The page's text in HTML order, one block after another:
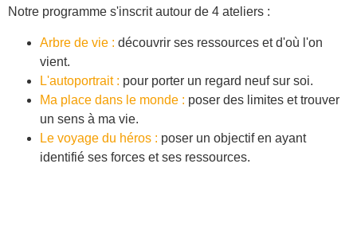
Notre programme s'inscrit autour de 4 ateliers :
Arbre de vie : découvrir ses ressources et d'où l'on
vient.
L'autoportrait : pour porter un regard neuf sur soi.
Ma place dans le monde : poser des limites et trouver
un sens à ma vie.
Le voyage du héros : poser un objectif en ayant
identifié ses forces et ses ressources.